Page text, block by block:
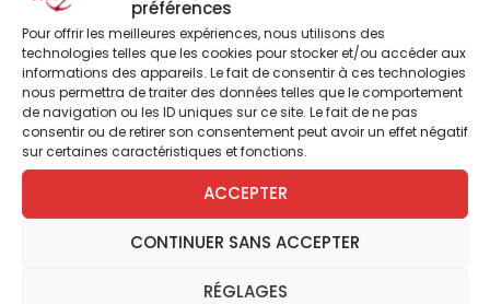
préférences
Pour offrir les meilleures expériences, nous utilisons des
technologies telles que les cookies pour stocker et/ou accéder aux
informations des appareils. Le fait de consentir à ces technologies
nous permettra de traiter des données telles que le comportement
de navigation ou les ID uniques sur ce site. Le fait de ne pas
consentir ou de retirer son consentement peut avoir un effet négatif
sur certaines caractéristiques et fonctions.
ACCEPTER
CONTINUER SANS ACCEPTER
RÉGLAGES
incandescent, si l’on peut dire, les différentes
formes de prière : la prière de demande, la
supplication, la louange, l’action de grâce.
Mais ce qui est remarquable et assez
significatif des compositions les plus
anciennes, c’est le primat de la louange. J’ai
pu remarquer, depuis 25 ans maintenant
que je chante jour après jour cette liturgie
mise en musique sur les mélodies
grégoriennes, combien l’âme chrétienne